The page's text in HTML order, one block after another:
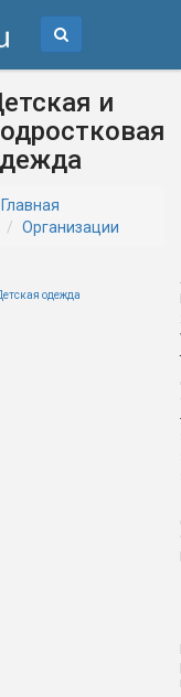
и
Главная
Организации
одежда